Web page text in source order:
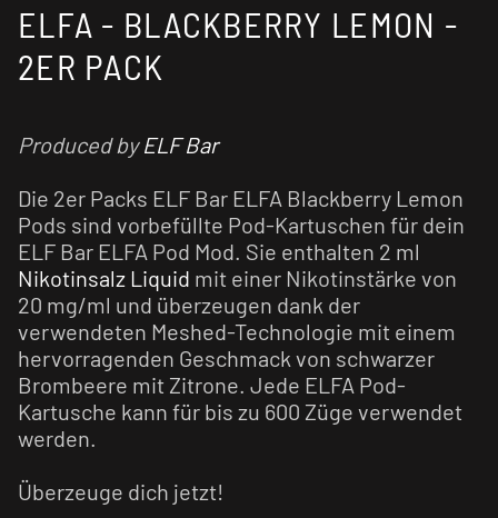
ELFA - BLACKBERRY LEMON -
2ER PACK
Produced byELF Bar
Die 2er Packs ELF Bar ELFA Blackberry Lemon
Pods sind vorbefüllte Pod-Kartuschen für dein
ELF Bar ELFA Pod Mod. Sie enthalten 2 ml
Nikotinsalz Liquid mit einer Nikotinstärke von
20 mg/ml und überzeugen dank der
verwendeten Meshed-Technologie mit einem
hervorragenden Geschmack von schwarzer
Brombeere mit Zitrone. Jede ELFA Pod-
Kartusche kann für bis zu 600 Züge verwendet
werden.
Überzeuge dich jetzt!